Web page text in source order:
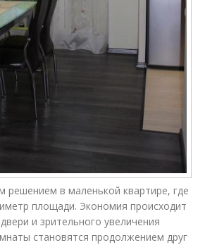
решением в маленькой квартире, где
площади. Экономия происходит
и зрительного увеличения
становятся продолжением друг